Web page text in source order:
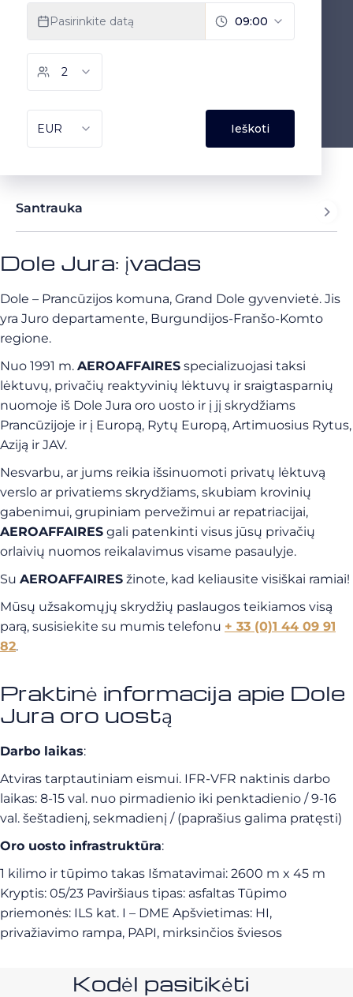
Santrauka
Dole Jura: įvadas
Dole – Prancūzijos komuna, Grand Dole gyvenvietė. Jis
yra Juro departamente, Burgundijos-Franšo-Komto
regione.
Nuo 1991 m. AEROAFFAIRES specializuojasi taksi
lėktuvų, privačių reaktyvinių lėktuvų ir sraigtasparnių
nuomoje iš Dole Jura oro uosto ir į jį skrydžiams
Prancūzijoje ir į Europą, Rytų Europą, Artimuosius Rytus,
Aziją ir JAV.
Nesvarbu, ar jums reikia išsinuomoti privatų lėktuvą
verslo ar privatiems skrydžiams, skubiam krovinių
gabenimui, grupiniam pervežimui ar repatriacijai,
AEROAFFAIRES gali patenkinti visus jūsų privačių
orlaivių nuomos reikalavimus visame pasaulyje.
Su AEROAFFAIRES žinote, kad keliausite visiškai ramiai!
Mūsų užsakomųjų skrydžių paslaugos teikiamos visą
parą, susisiekite su mumis telefonu + 33 (0)1 44 09 91
82.
Praktinė informacija apie Dole
Jura oro uostą
Darbo laikas:
Atviras tarptautiniam eismui. IFR-VFR naktinis darbo
laikas: 8-15 val. nuo pirmadienio iki penktadienio / 9-16
val. šeštadienį, sekmadienį / (paprašius galima pratęsti)
Oro uosto infrastruktūra:
1 kilimo ir tūpimo takas Išmatavimai: 2600 m x 45 m
Kryptis: 05/23 Paviršiaus tipas: asfaltas Tūpimo
priemonės: ILS kat. I – DME Apšvietimas: HI,
privažiavimo rampa, PAPI, mirksinčios šviesos
Kodėl pasitikėti